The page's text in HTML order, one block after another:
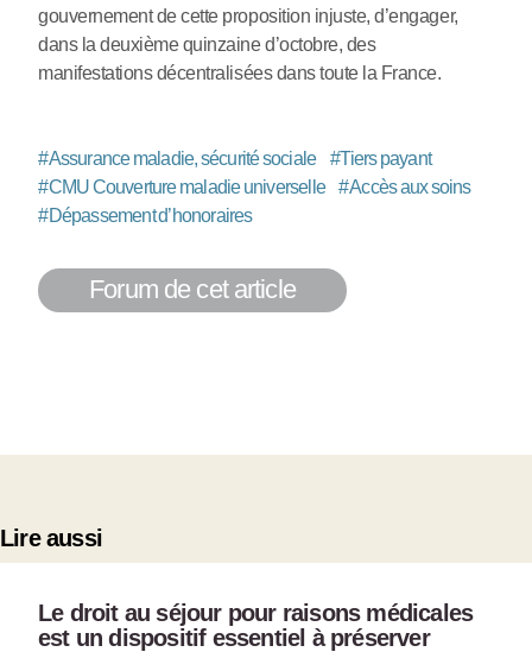
gouvernement de cette proposition injuste, d’engager,
dans la deuxième quinzaine d’octobre, des
manifestations décentralisées dans toute la France.
#Assurance maladie, sécurité sociale #Tiers payant
#CMU Couverture maladie universelle #Accès aux soins
#Dépassement d’honoraires
Forum de cet article
Lire aussi
Le droit au séjour pour raisons médicales
est un dispositif essentiel à préserver